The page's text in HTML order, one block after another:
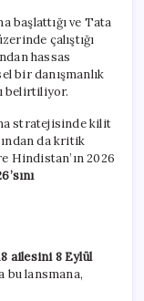
başlattığı ve Tata
çalıştığı
hassas
bir danışmanlık
belirtiliyor.
stratejisinde kilit
da kritik
Hindistan’ın 2026
ailesini 8 Eylül
bu lansmana,